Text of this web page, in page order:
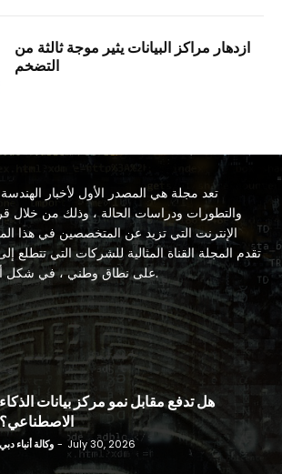
ازدهار مراكز البيانات يثير موجة ثالثة من
التضخم
تعد مجلة هي المصدر الأول لأخبار
والتطورات ودراسات الحالة ، وذلك من خلال
الإنترنت التي تزيد عن المتخصصين في هذا
تقدم المجلة القناة المثالية للشركات التي تتطلع
على نطاق وطني ، في شكل أعمال تجارية بالكامل.
هل تدفع مقابل نمو مركز بيانات الذكاء
الاصطناعي؟
وكالة أنباء دبي - July 30, 2026